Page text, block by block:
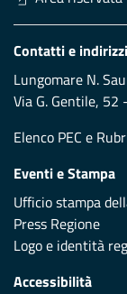
Contatti e indirizzi
Lungomare N.
Via G. Gentile,
Elenco PEC e
Eventi e Stampa
Ufficio stampa
Press Regione
Logo e identità
Accessibilità